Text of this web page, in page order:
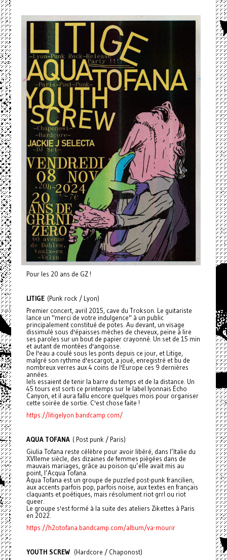
Pour les 20 ans de GZ !
LITIGE(Punk rock / Lyon)
Premier concert, avril 2015, cave du Trokson. Le guitariste
lance un "merci de votre indulgence" à un public
principalement constitué de potes. Au devant, un visage
dissimulé sous d'épaisses mèches de cheveux, peine à lire
ses paroles sur un bout de papier crayonné. Un set de 15 min
et autant de montées d'angoisse.
De l'eau a coulé sous les ponts depuis ce jour, et Litige,
malgré son rythme d'escargot, a joué, enregistré et bu de
nombreux verres aux 4 coins de l'Europe ces 9 dernières
années.
Iels essaient de tenir la barre du temps et de la distance. Un
45 tours est sorti ce printemps sur le label lyonnais Écho
Canyon, et il aura fallu encore quelques mois pour organiser
cette soirée de sortie. C'est chose faite !
https://litigelyon.bandcamp.com/
AQUA TOFANA( Post punk / Paris)
Giulia Tofana reste célèbre pour avoir libéré, dans l’Italie du
XVIIeme siècle, des dizaines de femmes piégées dans de
mauvais mariages, grâce au poison qu’elle avait mis au
point, l’Acqua Tofana.
Aqua Tofana est un groupe de puzzled post-punk francilien,
aux accents parfois pop, parfois noise, aux textes en français
claquants et poétiques, mais résolument riot grrl ou riot
queer.
Le groupe s'est formé à la suite des ateliers Zikettes à Paris
en 2022.
https://h2otofana.bandcamp.com/album/va-mourir
YOUTH SCREW(Hardcore / Chaponost)